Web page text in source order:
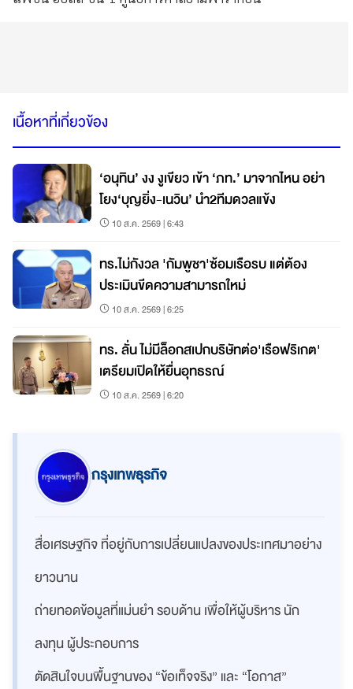
เนื้อหาที่เกี่ยวข้อง
‘อนุทิน’ งง งูเขียว เข้า ‘ภท.’ มาจากไหน อย่า
โยง‘บุญยิ่ง-เนวิน’ นำ2ทีมดวลแข้ง
10 ส.ค. 2569 | 6:43
ทร.ไม่กังวล 'กัมพูชา'ซ้อมเรือรบ แต่ต้อง
ประเมินขีดความสามารถใหม่
10 ส.ค. 2569 | 6:25
ทร. ลั่น ไม่มีล็อกสเปกบริษัทต่อ'เรือฟริเกต'
เตรียมเปิดให้ยื่นอุทธรณ์
10 ส.ค. 2569 | 6:20
กรุงเทพธุรกิจ
สื่อเศรษฐกิจ ที่อยู่กับการเปลี่ยนแปลงของประเทศมาอย่าง
ยาวนาน
ถ่ายทอดข้อมูลที่แม่นยำ รอบด้าน เพื่อให้ผู้บริหาร นัก
ลงทุน ผู้ประกอบการ
ตัดสินใจบนพื้นฐานของ “ข้อเท็จจริง” และ “โอกาส”